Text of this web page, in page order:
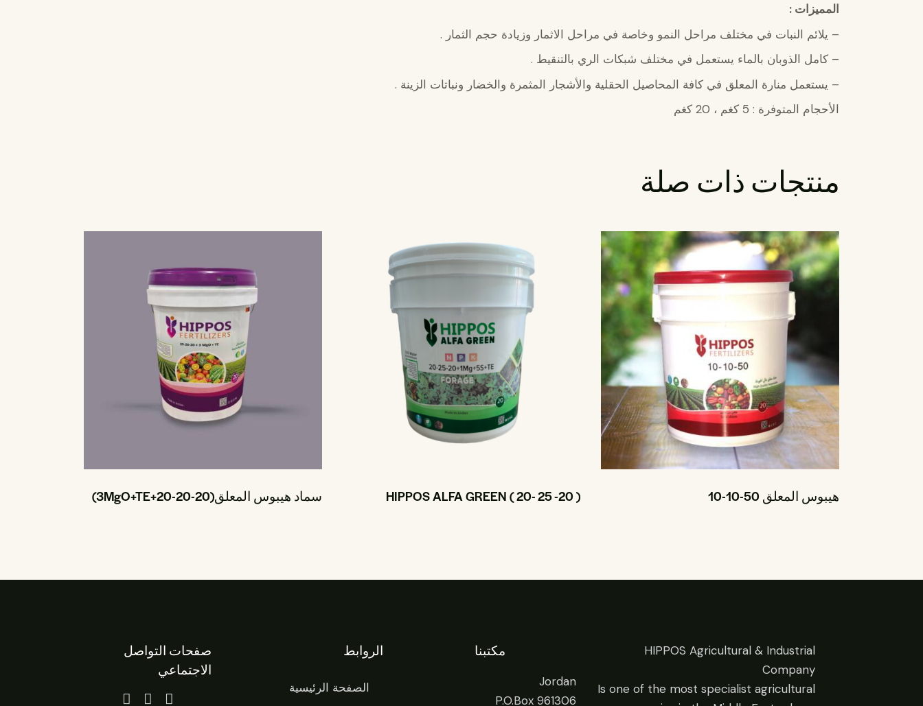
المميزات :
– يلائم النبات في مختلف مراحل النمو وخاصة في مراحل الاثمار وزيادة حجم الثمار .
– كامل الذوبان بالماء يستعمل في مختلف شبكات الري بالتنقيط .
– يستعمل منارة المعلق في كافة المحاصيل الحقلية والأشجار المثمرة والخضار ونباتات الزينة .
الأحجام المتوفرة : 5 كغم ، 20 كغم
منتجات ذات صلة
هيبوس المعلق 50-10-10 HIPPOS ALFA GREEN ( 20- 25 -20 ) سماد هيبوس المعلق(20-20-20+3MgO+TE)
HIPPOS Agricultural & Industrial
Company
Is one of the most specialist agricultural
مكتبنا
Jordan
P.O.Box 961306
الروابط
الصفحة الرئيسية
صفحات التواصل
الاجتماعي